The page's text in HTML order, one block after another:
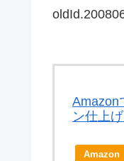
Amazon
ン仕上
Amazon